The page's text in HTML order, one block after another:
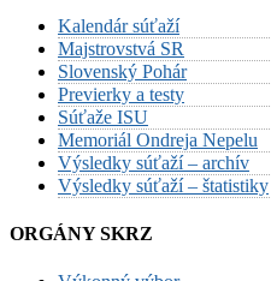
Kalendár súťaží
Majstrovstvá SR
Slovenský Pohár
Previerky a testy
Súťaže ISU
Memoriál Ondreja Nepelu
Výsledky súťaží – archív
Výsledky súťaží – štatistiky
ORGÁNY SKRZ